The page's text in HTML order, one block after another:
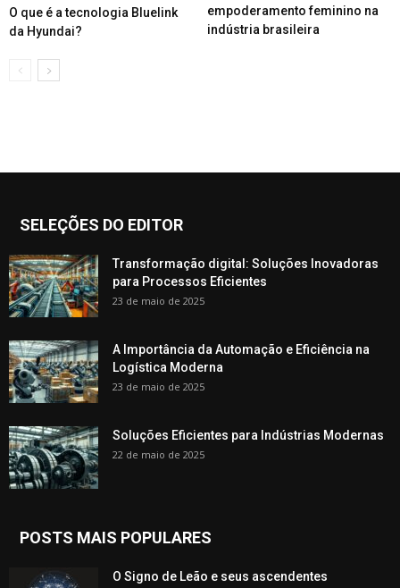
O que é a tecnologia Bluelink
da Hyundai?
empoderamento feminino na
indústria brasileira
SELEÇÕES DO EDITOR
Transformação digital: Soluções Inovadoras
para Processos Eficientes
23 de maio de 2025
A Importância da Automação e Eficiência na
Logística Moderna
23 de maio de 2025
Soluções Eficientes para Indústrias Modernas
22 de maio de 2025
POSTS MAIS POPULARES
O Signo de Leão e seus ascendentes